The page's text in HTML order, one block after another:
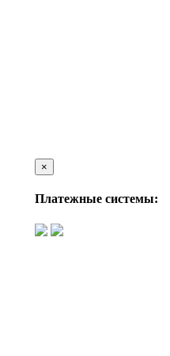
×
Платежные системы: